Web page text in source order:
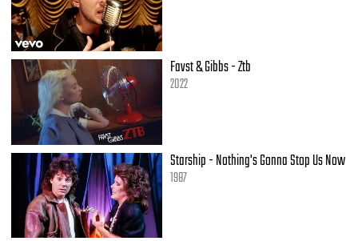
Favst & Gibbs - Ztb
2022
Starship - Nothing's Gonna Stop Us Now
1987